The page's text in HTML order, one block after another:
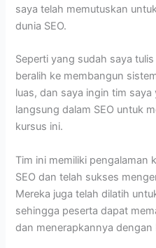
saya telah memutuskan
dunia SEO.
Seperti yang sudah saya
beralih ke membangun
luas, dan saya ingin tim
langsung dalam SEO untuk
kursus ini.
Tim ini memiliki pengalaman
SEO dan telah sukses
Mereka juga telah dilatih
sehingga peserta dapat
dan menerapkannya